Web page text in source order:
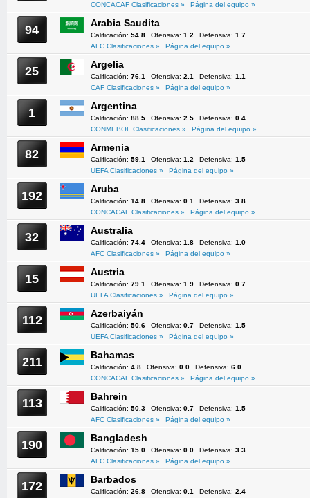
CONCACAF Clasificaciones »
Página del equipo »
94 Arabia Saudita
Calificación: 54.8 Ofensiva: 1.2 Defensiva: 1.7
AFC Clasificaciones »
Página del equipo »
25 Argelia
Calificación: 76.1 Ofensiva: 2.1 Defensiva: 1.1
CAF Clasificaciones »
Página del equipo »
1 Argentina
Calificación: 88.5 Ofensiva: 2.5 Defensiva: 0.4
CONMEBOL Clasificaciones »
Página del equipo »
82 Armenia
Calificación: 59.1 Ofensiva: 1.2 Defensiva: 1.5
UEFA Clasificaciones »
Página del equipo »
192 Aruba
Calificación: 14.8 Ofensiva: 0.1 Defensiva: 3.8
CONCACAF Clasificaciones »
Página del equipo »
32 Australia
Calificación: 74.4 Ofensiva: 1.8 Defensiva: 1.0
AFC Clasificaciones »
Página del equipo »
15 Austria
Calificación: 79.1 Ofensiva: 1.9 Defensiva: 0.7
UEFA Clasificaciones »
Página del equipo »
112 Azerbaiyán
Calificación: 50.6 Ofensiva: 0.7 Defensiva: 1.5
UEFA Clasificaciones »
Página del equipo »
211 Bahamas
Calificación: 4.8 Ofensiva: 0.0 Defensiva: 6.0
CONCACAF Clasificaciones »
Página del equipo »
113 Bahrein
Calificación: 50.3 Ofensiva: 0.7 Defensiva: 1.5
AFC Clasificaciones »
Página del equipo »
190 Bangladesh
Calificación: 15.0 Ofensiva: 0.0 Defensiva: 3.3
AFC Clasificaciones »
Página del equipo »
172 Barbados
Calificación: 26.8 Ofensiva: 0.1 Defensiva: 2.4